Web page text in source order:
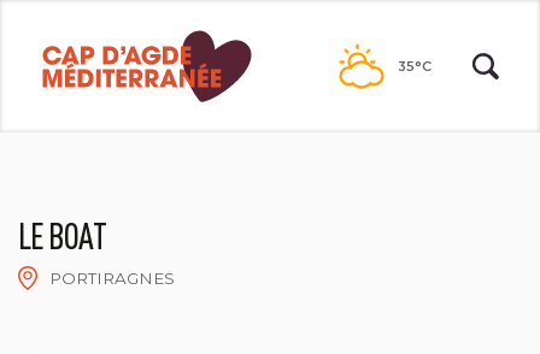
contenu
35°C
LE BOAT
PORTIRAGNES